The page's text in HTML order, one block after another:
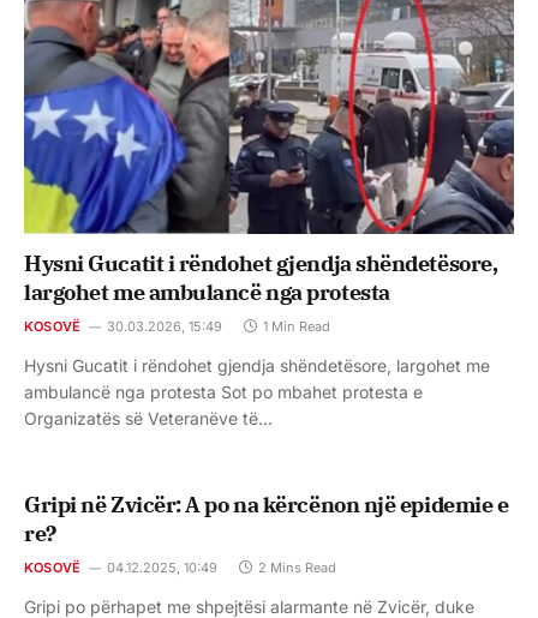
Hysni Gucatit i rëndohet gjendja shëndetësore,
largohet me ambulancë nga protesta
KOSOVË 30.03.2026, 15:49 1 Min Read
Hysni Gucatit i rëndohet gjendja shëndetësore, largohet me
ambulancë nga protesta Sot po mbahet protesta e
Organizatës së Veteranëve të…
Gripi në Zvicër: A po na kërcënon një epidemie e
re?
KOSOVË 04.12.2025, 10:49 2 Mins Read
Gripi po përhapet me shpejtësi alarmante në Zvicër, duke